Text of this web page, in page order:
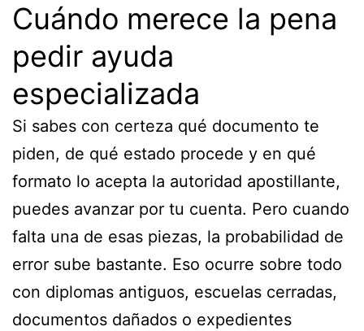
Cuándo merece la pena
pedir ayuda
especializada
Si sabes con certeza qué documento te
piden, de qué estado procede y en qué
formato lo acepta la autoridad apostillante,
puedes avanzar por tu cuenta. Pero cuando
falta una de esas piezas, la probabilidad de
error sube bastante. Eso ocurre sobre todo
con diplomas antiguos, escuelas cerradas,
documentos dañados o expedientes